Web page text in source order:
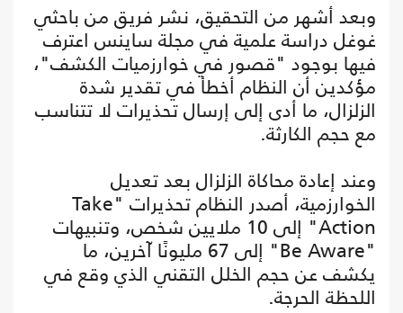
وبعد أشهر من التحقيق، نشر فريق من باحثي
غوغل دراسة علمية في مجلة ساينس اعترف
فيها بوجود "قصور في خوارزميات الكشف"،
مؤكدين أن النظام أخطأ في تقدير شدة
الزلزال، ما أدى إلى إرسال تحذيرات لا تتناسب
مع حجم الكارثة.
وعند إعادة محاكاة الزلزال بعد تعديل
الخوارزمية، أصدر النظام تحذيرات "Take
Action" إلى 10 ملايين شخص، وتنبيهات
"Be Aware" إلى 67 مليونًا آخرين، ما
يكشف عن حجم الخلل التقني الذي وقع في
اللحظة الحرجة.